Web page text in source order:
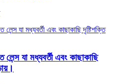
যা মধ্যবর্তী এবং কাছাকাছি